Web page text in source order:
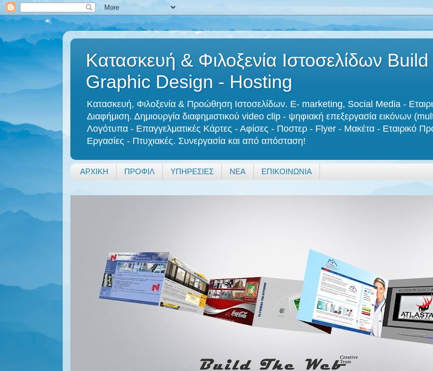
Κατασκευή & Φιλοξενία Ιστοσελίδων
Graphic Design - Hosting
Κατασκευή, Φιλοξενία & Προώθηση Ιστοσελίδων. E- marketing, Social Media -
Διαφήμιση. Δημιουργία διαφημιστικού video clip - ψηφιακή επεξεργασία εικόνων
Λογότυπα - Επαγγελματικές Κάρτες - Αφίσες - Ποστερ - Flyer - Μακέτα - Εταιρικό
Εργασίες - Πτυχιακές. Συνεργασία και από απόσταση!
ΑΡΧΙΚΗ ΠΡΟΦΙΛ ΥΠΗΡΕΣΙΕΣ ΝΕΑ ΕΠΙΚΟΙΝΩΝΙΑ